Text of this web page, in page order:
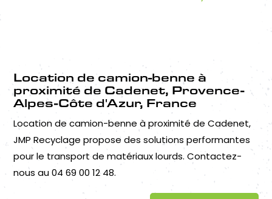
Location de camion-benne à
proximité de Cadenet, Provence-
Alpes-Côte d'Azur, France
Location de camion-benne à proximité de Cadenet,
JMP Recyclage propose des solutions performantes
pour le transport de matériaux lourds. Contactez-
nous au 04 69 00 12 48.